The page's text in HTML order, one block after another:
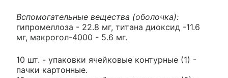
Вспомогательные вещества (оболочка):
гипромеллоза - 22.8 мг, титана диоксид -11.6
мг, макрогол-4000 - 5.6 мг.
10 шт. - упаковки ячейковые контурные (1) -
пачки картонные.